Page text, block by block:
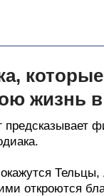
жизнь
предсказывает
откроются